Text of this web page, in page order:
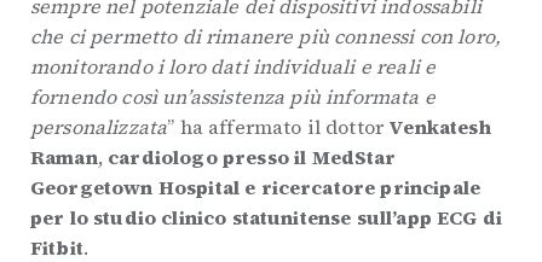
sempre nel potenziale dei dispositivi indossabili
che ci permetto di rimanere più connessi con loro,
monitorando i loro dati individuali e reali e
fornendo così un’assistenza più informata e
personalizzata” ha affermato il dottor Venkatesh
Raman, cardiologo presso il MedStar
Georgetown Hospital e ricercatore principale
per lo studio clinico statunitense sull’app ECG di
Fitbit.